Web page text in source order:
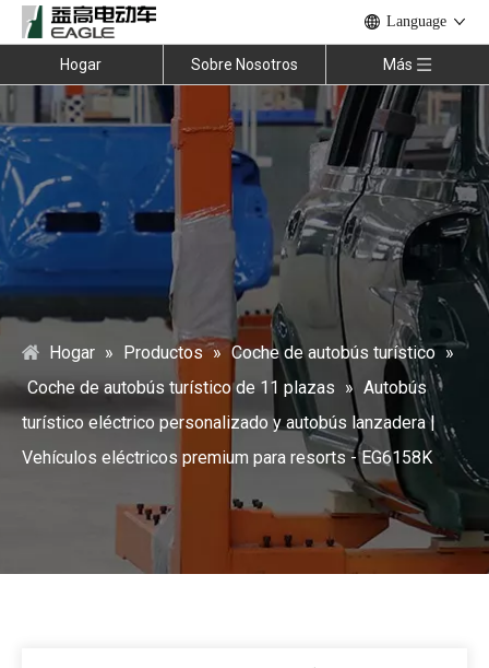
Language
Hogar Sobre Nosotros Más
Hogar » Productos » Coche de autobús turístico »
Coche de autobús turístico de 11 plazas » Autobús
turístico eléctrico personalizado y autobús lanzadera |
Vehículos eléctricos premium para resorts - EG6158K